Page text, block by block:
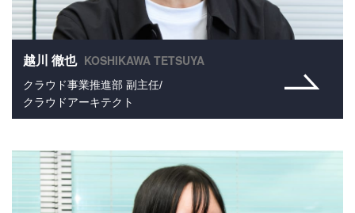
越川 徹也 KOSHIKAWA TETSUYA
クラウド事業推進部 副主任/
クラウドアーキテクト